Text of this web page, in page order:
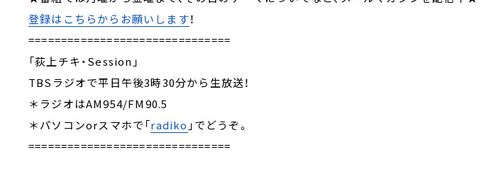
登録はこちらからお願いします！
===============================
「荻上チキ・Session」
TBSラジオで平日午後3時30分から生放送！
＊ラジオはAM954/FM90.5
＊パソコンorスマホで「radiko 」でどうぞ。
===============================